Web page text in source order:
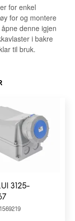
for enkel
for og montere
denne igjen
i bakre
til bruk.
3125-